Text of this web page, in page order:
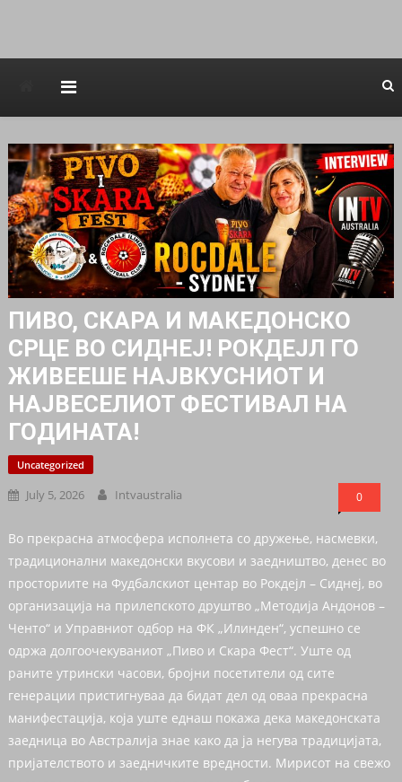
ПИВО, СКАРА И МАКЕДОНСКО
СРЦЕ ВО СИДНЕЈ! РОКДЕЈЛ ГО
ЖИВЕЕШЕ НАЈВКУСНИОТ И
НАЈВЕСЕЛИОТ ФЕСТИВАЛ НА
ГОДИНАТА!
Uncategorized
July 5, 2026 Intvaustralia 0
Во прекрасна атмосфера исполнета со дружење, насмевки,
традиционални македонски вкусови и заедништво, денес во
просториите на Фудбалскиот центар во Рокдејл – Сиднеј, во
организација на прилепското друштво „Методија Андонов –
Ченто“ и Управниот одбор на ФК „Илинден“, успешно се
одржа долгоочекуваниот „Пиво и Скара Фест“. Уште од
раните утрински часови, бројни посетители од сите
генерации пристигнуваа да бидат дел од оваа прекрасна
манифестација, која уште еднаш покажа дека македонската
заедница во Австралија знае како да ја негува традицијата,
пријателството и заедничките вредности. Мирисот на свежо